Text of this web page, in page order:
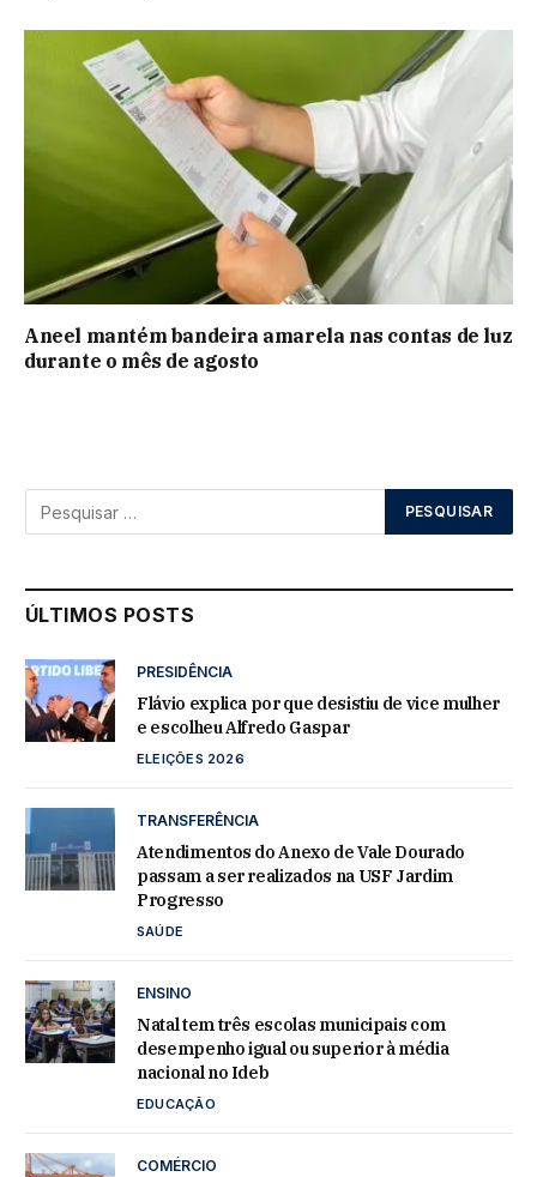
Aneel mantém bandeira amarela nas contas de luz
durante o mês de agosto
ÚLTIMOS POSTS
PRESIDÊNCIA
Flávio explica por que desistiu de vice mulher
e escolheu Alfredo Gaspar
ELEIÇÕES 2026
TRANSFERÊNCIA
Atendimentos do Anexo de Vale Dourado
passam a ser realizados na USF Jardim
Progresso
SAÚDE
ENSINO
Natal tem três escolas municipais com
desempenho igual ou superior à média
nacional no Ideb
EDUCAÇÃO
COMÉRCIO